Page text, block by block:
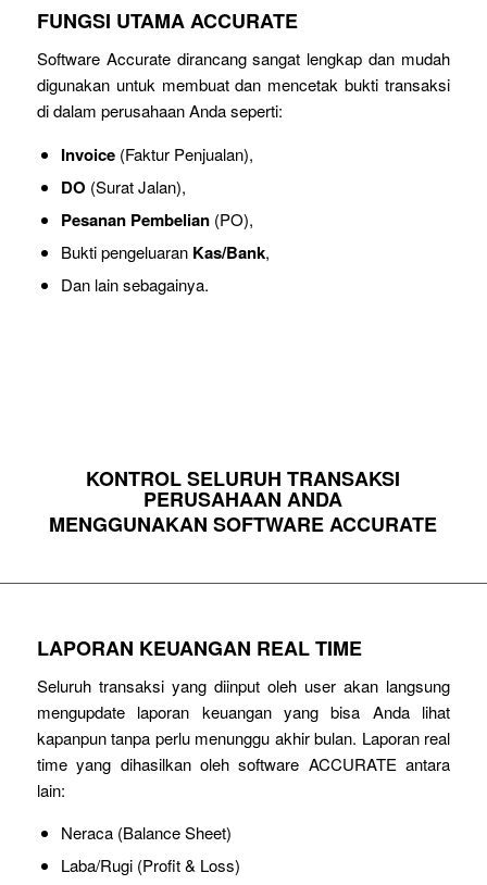
FUNGSI UTAMA ACCURATE
Software Accurate dirancang sangat lengkap dan mudah
digunakan untuk membuat dan mencetak bukti transaksi
di dalam perusahaan Anda seperti:
Invoice(Faktur Penjualan),
DO (Surat Jalan),
Pesanan Pembelian(PO),
Bukti pengeluaran Kas/Bank,
Dan lain sebagainya.
KONTROL SELURUH TRANSAKSI
PERUSAHAAN ANDA
MENGGUNAKAN SOFTWARE ACCURATE
LAPORAN KEUANGAN REAL TIME
Seluruh transaksi yang diinput oleh user akan langsung
mengupdate laporan keuangan yang bisa Anda lihat
kapanpun tanpa perlu menunggu akhir bulan. Laporan real
time yang dihasilkan oleh software ACCURATE antara
lain:
Neraca (Balance Sheet)
Laba/Rugi (Profit & Loss)